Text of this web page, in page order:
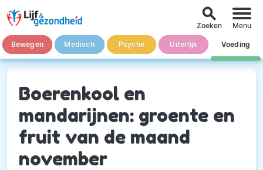
Bewegen Medisch Psyche Uiterlijk Voeding
search
Zoeken Menu
Boerenkool en
mandarijnen: groente en
fruit van de maand
november